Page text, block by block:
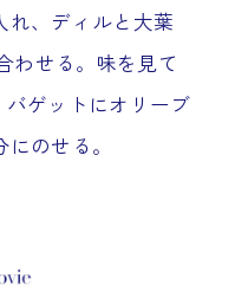
れ、ディルと大葉
わせる。味を見て
ゲットにオリーブ
のせる。